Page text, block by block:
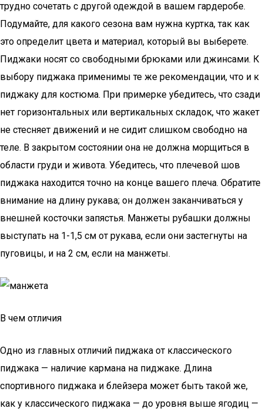
трудно сочетать с другой одеждой в вашем гардеробе.
Подумайте, для какого сезона вам нужна куртка, так как
это определит цвета и материал, который вы выберете.
Пиджаки носят со свободными брюками или джинсами. К
выбору пиджака применимы те же рекомендации, что и к
пиджаку для костюма. При примерке убедитесь, что сзади
нет горизонтальных или вертикальных складок, что жакет
не стесняет движений и не сидит слишком свободно на
теле. В закрытом состоянии она не должна морщиться в
области груди и живота. Убедитесь, что плечевой шов
пиджака находится точно на конце вашего плеча. Обратите
внимание на длину рукава; он должен заканчиваться у
внешней косточки запястья. Манжеты рубашки должны
выступать на 1-1,5 см от рукава, если они застегнуты на
пуговицы, и на 2 см, если на манжеты.
В чем отличия
Одно из главных отличий пиджака от классического
пиджака — наличие кармана на пиджаке. Длина
спортивного пиджака и блейзера может быть такой же,
как у классического пиджака — до уровня выше ягодиц —